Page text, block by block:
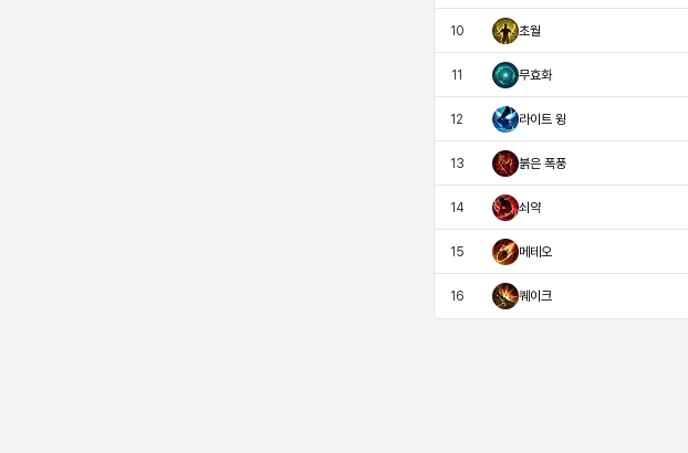
10 초월
11 무효화
12 라이트 윙
13 붉은 폭풍
14 쇠약
15 메테오
16 퀘이크